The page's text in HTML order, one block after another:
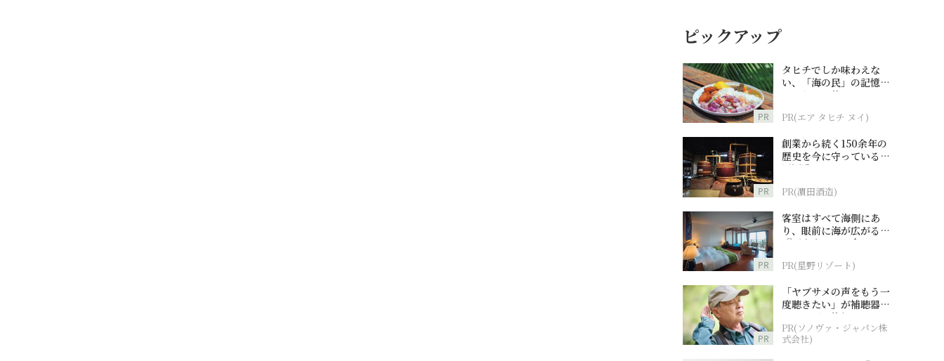
ピックアップ
PR
タヒチでしか味わえな
い、「海の民」の記憶へ
とつながる旅
PR(エア タヒチ ヌイ)
PR
創業から続く150余年の
歴史を今に守っている濵
田酒造
PR(濵田酒造)
PR
客室はすべて海側にあ
り、眼前に海が広がる
『西表島ホテル by 星野
PR(星野リゾート)
PR
「ヤブサメの声をもう一
度聴きたい」が補聴器チ
ャレンジの後押しに
PR(ソノヴァ・ジャパン株
式会社)